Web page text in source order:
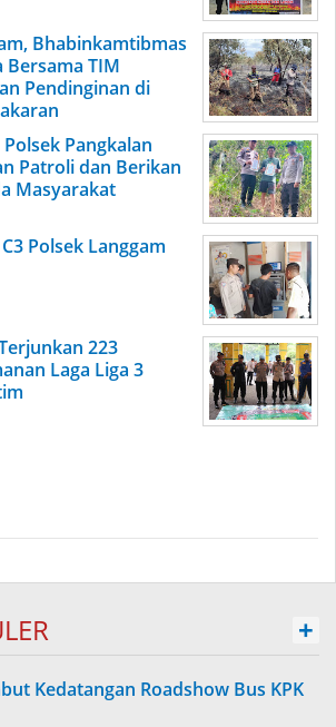
Bhabinkamtibmas
Bersama TIM
Pendinginan di
Pangkalan
Patroli dan Berikan
Masyarakat
Polsek Langgam
223
Laga Liga 3
+
Kedatangan Roadshow Bus KPK